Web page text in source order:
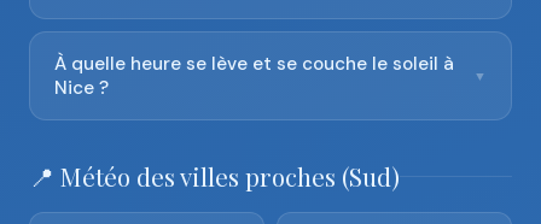
À quelle heure se lève et se couche le soleil à
Nice ?
▼
📍 Météo des villes proches (Sud)